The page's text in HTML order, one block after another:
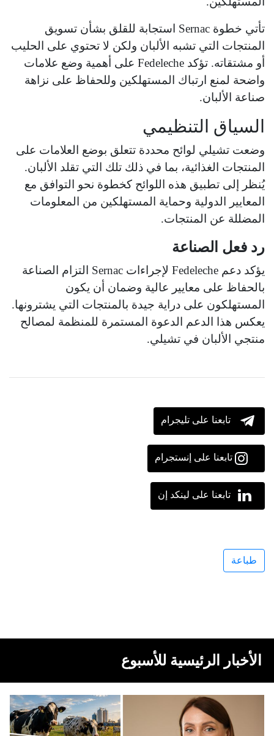
تأتي خطوة Sernac استجابة للقلق بشأن تسويق
المنتجات التي تشبه الألبان ولكن لا تحتوي على الحليب
أو مشتقاته. تؤكد Fedeleche على أهمية وضع علامات
واضحة لمنع ارتباك المستهلكين وللحفاظ على نزاهة
صناعة الألبان.
السياق التنظيمي
وضعت تشيلي لوائح محددة تتعلق بوضع العلامات على
المنتجات الغذائية، بما في ذلك تلك التي تقلد الألبان.
يُنظر إلى تطبيق هذه اللوائح كخطوة نحو التوافق مع
المعايير الدولية وحماية المستهلكين من المعلومات
المضللة عن المنتجات.
رد فعل الصناعة
يؤكد دعم Fedeleche لإجراءات Sernac التزام الصناعة
بالحفاظ على معايير عالية وضمان أن يكون
المستهلكون على دراية جيدة بالمنتجات التي يشترونها.
يعكس هذا الدعم الدعوة المستمرة للمنظمة لمصالح
منتجي الألبان في تشيلي.
تابعنا على تليجرام
تابعنا على إنستجرام
تابعنا على لينكد إن
طباعة
الأخبار الرئيسية للأسبوع